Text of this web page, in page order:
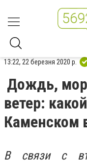
13:22, 22 березня 2020 р.
Дождь,
ветер:
Каменском
В связи с